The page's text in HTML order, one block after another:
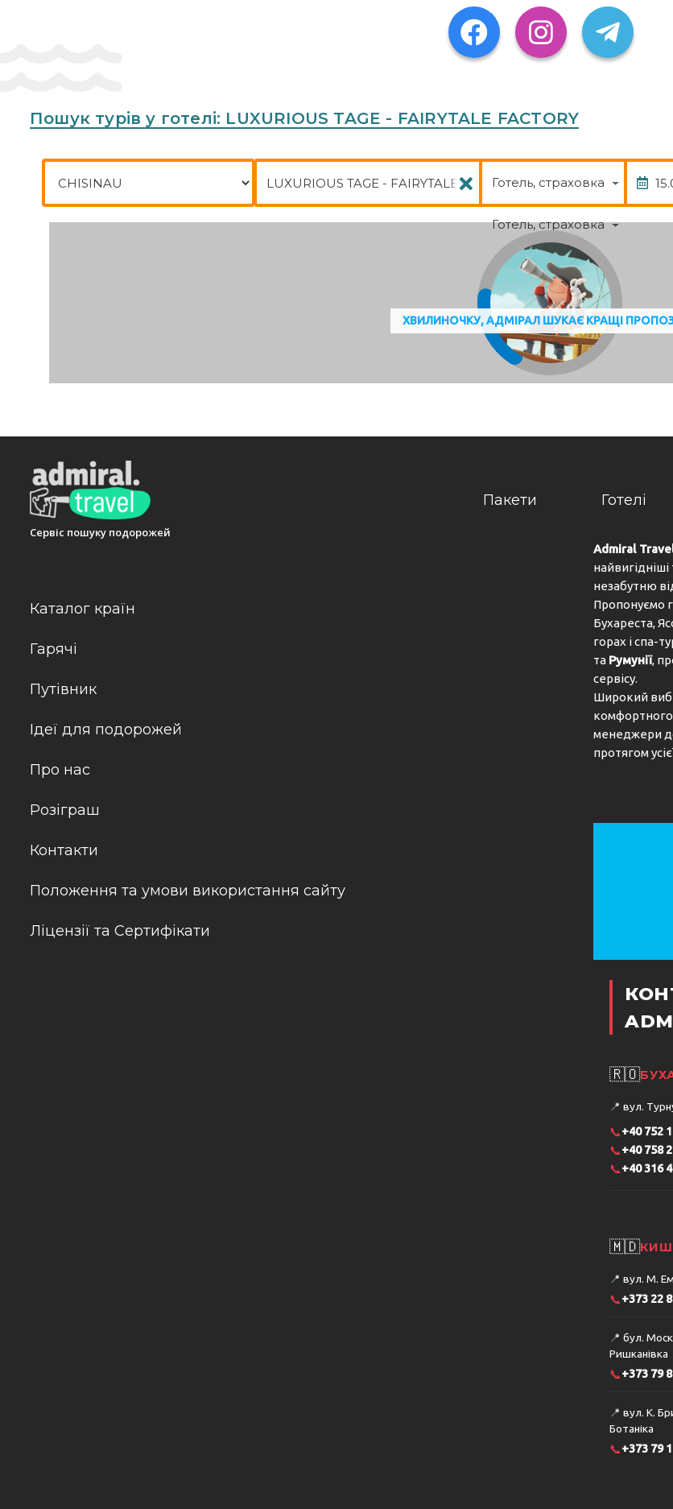
Пошук турів у готелі: LUXURIOUS TAGE - FAIRYTALE FACTORY
Готель, страховка
Готель, страховка
ХВИЛИНОЧКУ, АДМІРАЛ ШУКАЄ КРАЩІ
Сервіс пошуку подорожей
Пакети Готелі
Каталог країн
Гарячі
Путівник
Ідеї для подорожей
Про нас
Розіграш
Контакти
Положення та умови використання сайту
Ліцензії та Сертифікати
Admiral
незабутню
Пропонуємо
Бухареста,
горах і спа-
та Румунії,
сервісу.
Широкий
комфортного
менеджери
протягом
🇷🇴
📍 вул.
📞+40 752
📞+40 758
📞+40 316
🇲🇩
📍 вул. М.
📞+373 22
📍 бул.
Ришканівка
📞+373 79
📍 вул. К.
Ботаніка
📞+373 79